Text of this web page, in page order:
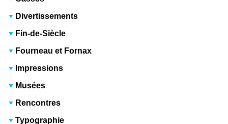
Divertissements
Fin-de-Siècle
Fourneau et Fornax
Impressions
Musées
Rencontres
Typographie